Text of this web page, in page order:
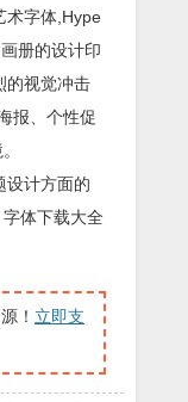
术字体,Hype
册的设计印
的视觉冲击
报、个性促
设计方面的
体下载大全
！ 立即支